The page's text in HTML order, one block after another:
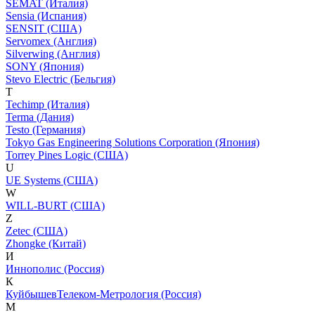
SEMAT (Италия)
Sensia (Испания)
SENSIT (США)
Servomex (Англия)
Silverwing (Англия)
SONY (Япония)
Stevo Electric (Бельгия)
T
Techimp (Италия)
Terma (Дания)
Testo (Германия)
Tokyo Gas Engineering Solutions Corporation (Япония)
Torrey Pines Logic (США)
U
UE Systems (США)
W
WILL-BURT (США)
Z
Zetec (США)
Zhongke (Китай)
И
Иннополис (Россия)
К
КуйбышевТелеком-Метрология (Россия)
М